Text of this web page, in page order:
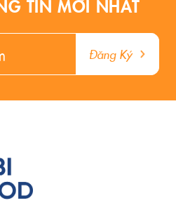
TIN MỚI NHẤT
Đăng Ký